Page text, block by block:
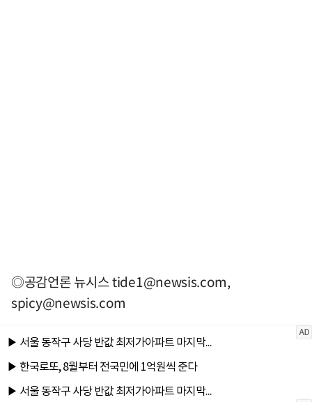
◎공감언론 뉴시스tide1@newsis.com,
spicy@newsis.com